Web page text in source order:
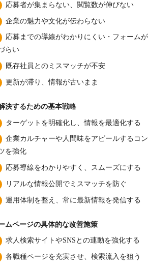
応募者が集まらない、閲覧数が伸びない
企業の魅力や文化が伝わらない
応募までの導線がわかりにくい・フォームが
らい
既存社員とのミスマッチが不安
更新が滞り、情報が古いまま
決するための基本戦略
ターゲットを明確化し、情報を最適化する
企業カルチャーや人間味をアピールするコン
を強化
応募導線をわかりやすく、スムーズにする
リアルな情報公開でミスマッチを防ぐ
運用体制を整え、常に最新情報を発信する
ムページの具体的な改善施策
求人検索サイトやSNSとの連動を強化する
各職種ページを充実させ、検索流入を狙う